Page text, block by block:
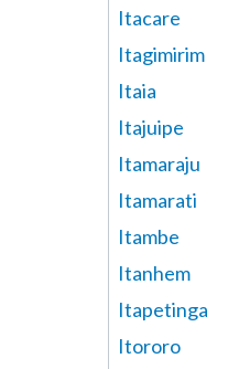
Itacare
Itagimirim
Itaia
Itajuipe
Itamaraju
Itamarati
Itambe
Itanhem
Itapetinga
Itororo